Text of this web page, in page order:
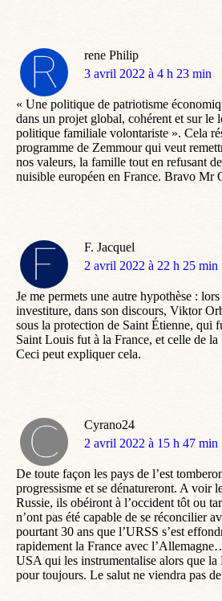
rene Philip
dit
3 avril 2022 à 4 h 23 min
« Une politique de patriotisme
dans un projet global, cohérent et sur le
politique familiale volontariste ». Cela
programme de Zemmour qui veut
nos valeurs, la famille tout en refusant
nuisible européen en France. Bravo Mr
F. Jacquel
dit
2 avril 2022 à 22 h 25 min
Je me permets une autre hypothèse :
investiture, dans son discours, Viktor
sous la protection de Saint Étienne, qui
Saint Louis fut à la France, et celle de la
Ceci peut expliquer cela.
Cyrano24
dit
2 avril 2022 à 15 h 47 min
De toute façon les pays de l’est
progressisme et se dénatureront. A voir
Russie, ils obéiront à l’occident tôt ou
n’ont pas été capable de se réconcilier
pourtant 30 ans que l’URSS s’est
rapidement la France avec
USA qui les instrumentalise alors que la
pour toujours. Le salut ne viendra pas